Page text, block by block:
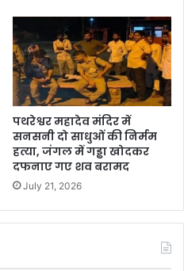
पथरेश्वर महादेव मंदिर में
सनसनी दो साधुओं की निर्मम
हत्या, जंगल में गड्ढा खोदकर
दफनाए गए शव बरामद
July 21, 2026